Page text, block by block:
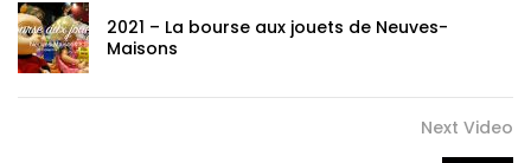
2021 – La bourse aux jouets de Neuves-
Maisons
Next Video